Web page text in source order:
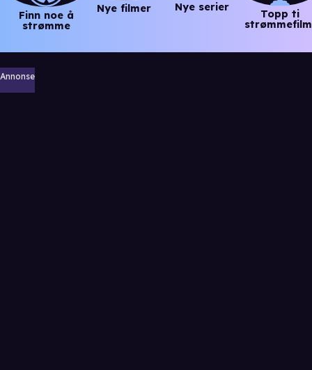
Finn noe å
strømme
Nye filmer Nye serier
Topp ti
Annonse